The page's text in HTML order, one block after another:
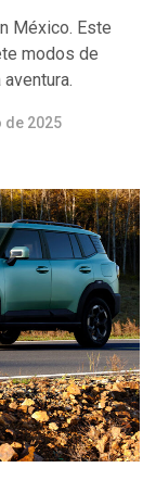
México. Este
modos de
de 2025